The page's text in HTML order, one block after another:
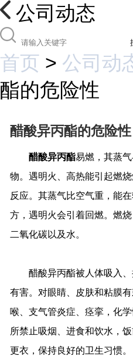
公司动态
首页 > 公司动
酯的危险性
醋酸异丙酯的危险性
醋酸异丙酯易燃，其蒸
物。遇明火、高热能引起燃
反应。其蒸气比空气重，能
方，遇明火会引着回燃。燃
二氧化碳以及水。
醋酸异丙酯被人体吸入
有害。对眼睛、皮肤和粘膜
喉、支气管炎症、痉挛，化
所禁止吸烟、进食和饮水，
更衣，保持良好的卫生习惯。